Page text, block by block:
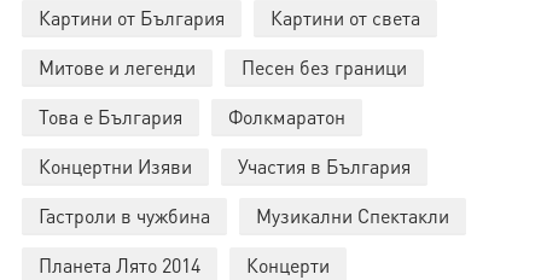
Картини от България
Картини от света
Митове и легенди
Песен без граници
Това е България
Фолкмаратон
Концертни Изяви
Участия в България
Гастроли в чужбина
Музикални Спектакли
Планета Лято 2014
Концерти